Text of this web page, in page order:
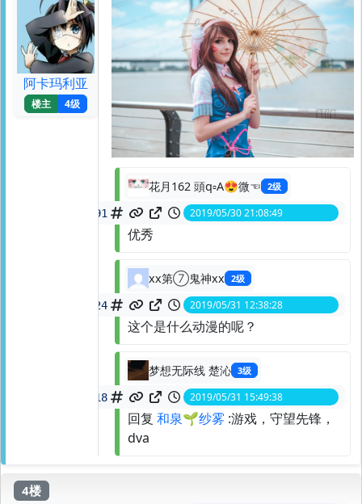
阿卡玛利亚
楼主 4级
花月162 頭q▫A😍微☜ 2级
125873588491 2019/05/30 21:08:49
优秀
xx第⑦鬼神xx 2级
125882751224 2019/05/31 12:38:28
这个是什么动漫的呢？
梦想无际线 楚沁 3级
125885566418 2019/05/31 15:49:38
回复 和泉🌱纱雾 :游戏，守望先锋，
dva
4楼